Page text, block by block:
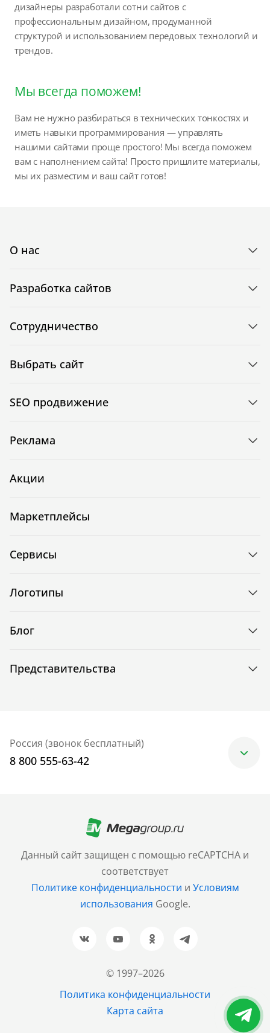
дизайнеры разработали сотни сайтов с
профессиональным дизайном, продуманной
структурой и использованием передовых технологий и
трендов.
Мы всегда поможем!
Вам не нужно разбираться в технических тонкостях и
иметь навыки программирования — управлять
нашими сайтами проще простого! Мы всегда поможем
вам с наполнением сайта! Просто пришлите материалы,
мы их разместим и ваш сайт готов!
© 1997–2026
Политика конфиденциальности
Карта сайта
Данный сайт защищен с помощью reCAPTCHA и
соответствует
Политике конфиденциальности и Условиям
использования Google.
О нас
Разработка сайтов
Сотрудничество
Выбрать сайт
SEO продвижение
Реклама
Акции
Маркетплейсы
Сервисы
Логотипы
Блог
Представительства
Россия (звонок бесплатный)
8 800 555-63-42
+7 (499) 705-30-10
Санкт-Петербург
+7 (812) 600-77-33
Барнаул
+7 (961) 999-93-93
Новосибирск
+7 (843) 202-37-37